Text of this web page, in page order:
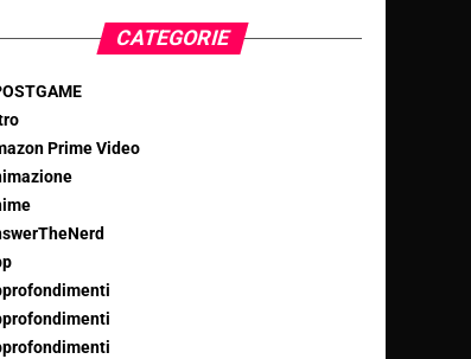
CATEGORIE
Prime Video